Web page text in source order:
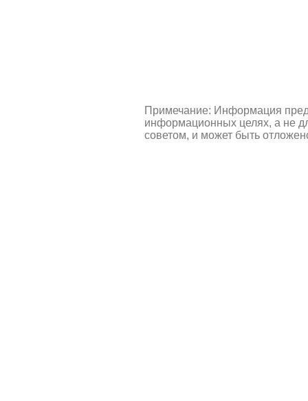
Примечание: Информация
информационных целях, а не
советом, и может быть